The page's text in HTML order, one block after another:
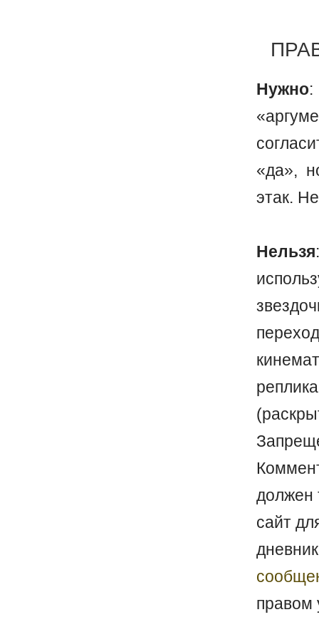
Нужно:
«да»,
этак.
Нельзя
должен
сайт
правом